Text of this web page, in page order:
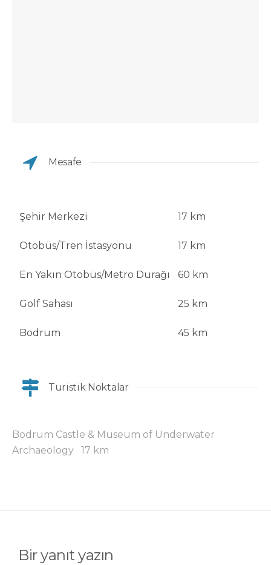
Mesafe
Şehir Merkezi 17 km
Otobüs/Tren İstasyonu 17 km
En Yakın Otobüs/Metro Durağı 60 km
Golf Sahası 25 km
Bodrum 45 km
Turistik Noktalar
Bodrum Castle & Museum of Underwater
Archaeology 17 km
Bir yanıt yazın